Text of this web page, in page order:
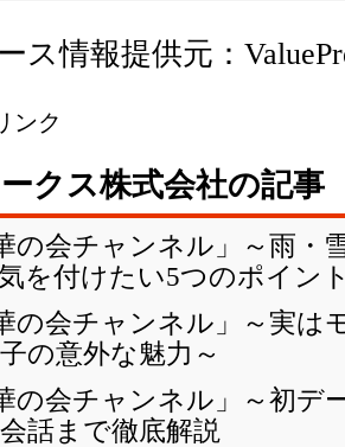
ス情報提供元：
ンク
クス株式会社の記事
の会チャンネル」～雨・
を付けたい5つのポイン
の会チャンネル」～実は
の意外な魅力～
の会チャンネル」～初デ
話まで徹底解説